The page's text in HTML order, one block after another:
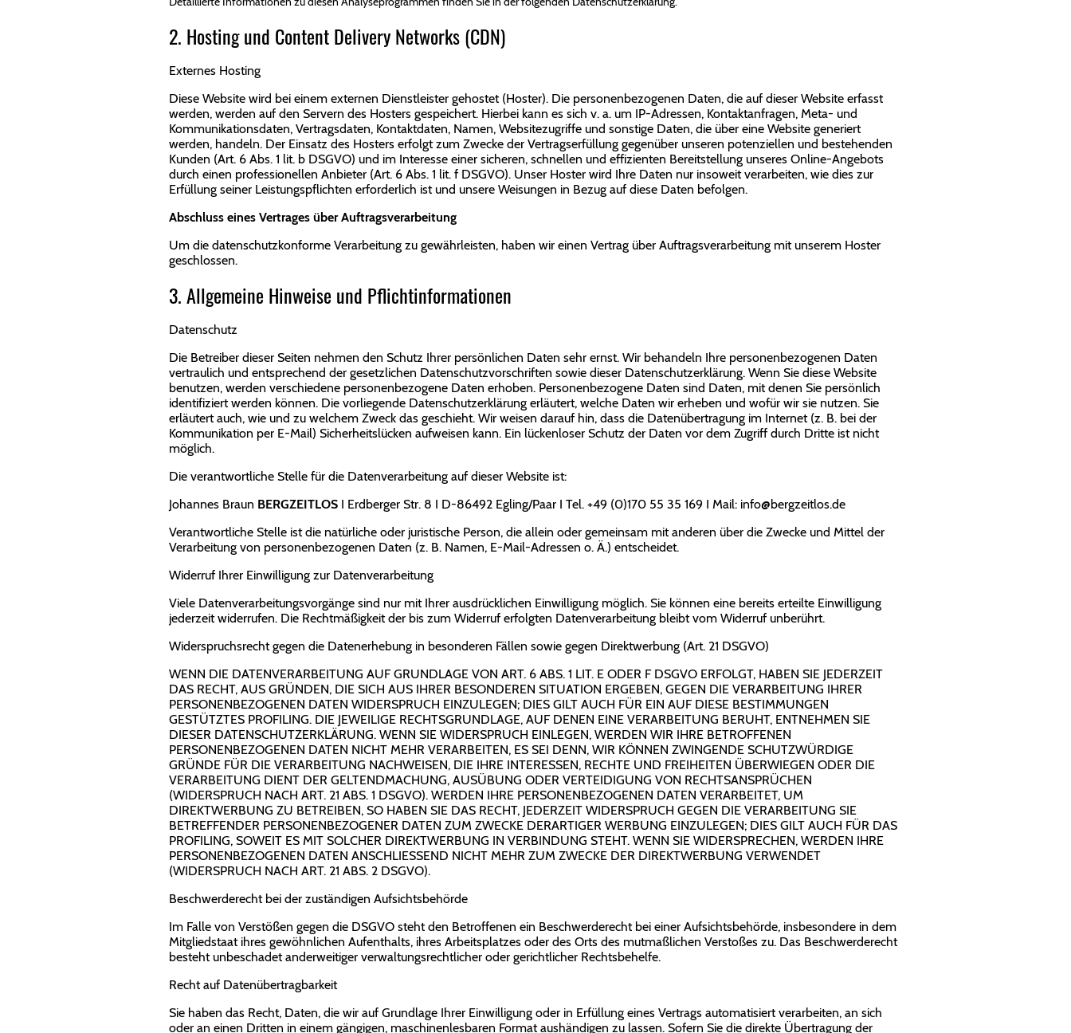
2. Hosting und Content Delivery Networks (CDN)
Externes Hosting
Diese Website wird bei einem externen Dienstleister gehostet (Hoster). Die personenbezogenen Daten, die auf dieser Website erfasst
werden, werden auf den Servern des Hosters gespeichert. Hierbei kann es sich v. a. um IP-Adressen, Kontaktanfragen, Meta- und
Kommunikationsdaten, Vertragsdaten, Kontaktdaten, Namen, Websitezugriffe und sonstige Daten, die über eine Website generiert
werden, handeln. Der Einsatz des Hosters erfolgt zum Zwecke der Vertragserfüllung gegenüber unseren potenziellen und bestehenden
Kunden (Art. 6 Abs. 1 lit. b DSGVO) und im Interesse einer sicheren, schnellen und effizienten Bereitstellung unseres Online-Angebots
durch einen professionellen Anbieter (Art. 6 Abs. 1 lit. f DSGVO). Unser Hoster wird Ihre Daten nur insoweit verarbeiten, wie dies zur
Erfüllung seiner Leistungspflichten erforderlich ist und unsere Weisungen in Bezug auf diese Daten befolgen.
Abschluss eines Vertrages über Auftragsverarbeitung
Um die datenschutzkonforme Verarbeitung zu gewährleisten, haben wir einen Vertrag über Auftragsverarbeitung mit unserem Hoster
geschlossen.
3. Allgemeine Hinweise und Pflicht­informationen
Datenschutz
Die Betreiber dieser Seiten nehmen den Schutz Ihrer persönlichen Daten sehr ernst. Wir behandeln Ihre personenbezogenen Daten
vertraulich und entsprechend der gesetzlichen Datenschutzvorschriften sowie dieser Datenschutzerklärung. Wenn Sie diese Website
benutzen, werden verschiedene personenbezogene Daten erhoben. Personenbezogene Daten sind Daten, mit denen Sie persönlich
identifiziert werden können. Die vorliegende Datenschutzerklärung erläutert, welche Daten wir erheben und wofür wir sie nutzen. Sie
erläutert auch, wie und zu welchem Zweck das geschieht. Wir weisen darauf hin, dass die Datenübertragung im Internet (z. B. bei der
Kommunikation per E-Mail) Sicherheitslücken aufweisen kann. Ein lückenloser Schutz der Daten vor dem Zugriff durch Dritte ist nicht
möglich.
Die verantwortliche Stelle für die Datenverarbeitung auf dieser Website ist:
Johannes Braun BERGZEITLOS I Erdberger Str. 8 I D-86492 Egling/Paar I Tel. +49 (0)170 55 35 169 I Mail: info@bergzeitlos.de
Verantwortliche Stelle ist die natürliche oder juristische Person, die allein oder gemeinsam mit anderen über die Zwecke und Mittel der
Verarbeitung von personenbezogenen Daten (z. B. Namen, E-Mail-Adressen o. Ä.) entscheidet.
Widerruf Ihrer Einwilligung zur Datenverarbeitung
Viele Datenverarbeitungsvorgänge sind nur mit Ihrer ausdrücklichen Einwilligung möglich. Sie können eine bereits erteilte Einwilligung
jederzeit widerrufen. Die Rechtmäßigkeit der bis zum Widerruf erfolgten Datenverarbeitung bleibt vom Widerruf unberührt.
Widerspruchsrecht gegen die Datenerhebung in besonderen Fällen sowie gegen Direktwerbung (Art. 21 DSGVO)
WENN DIE DATENVERARBEITUNG AUF GRUNDLAGE VON ART. 6 ABS. 1 LIT. E ODER F DSGVO ERFOLGT, HABEN SIE JEDERZEIT
DAS RECHT, AUS GRÜNDEN, DIE SICH AUS IHRER BESONDEREN SITUATION ERGEBEN, GEGEN DIE VERARBEITUNG IHRER
PERSONENBEZOGENEN DATEN WIDERSPRUCH EINZULEGEN; DIES GILT AUCH FÜR EIN AUF DIESE BESTIMMUNGEN
GESTÜTZTES PROFILING. DIE JEWEILIGE RECHTSGRUNDLAGE, AUF DENEN EINE VERARBEITUNG BERUHT, ENTNEHMEN SIE
DIESER DATENSCHUTZERKLÄRUNG. WENN SIE WIDERSPRUCH EINLEGEN, WERDEN WIR IHRE BETROFFENEN
PERSONENBEZOGENEN DATEN NICHT MEHR VERARBEITEN, ES SEI DENN, WIR KÖNNEN ZWINGENDE SCHUTZWÜRDIGE
GRÜNDE FÜR DIE VERARBEITUNG NACHWEISEN, DIE IHRE INTERESSEN, RECHTE UND FREIHEITEN ÜBERWIEGEN ODER DIE
VERARBEITUNG DIENT DER GELTENDMACHUNG, AUSÜBUNG ODER VERTEIDIGUNG VON RECHTSANSPRÜCHEN
(WIDERSPRUCH NACH ART. 21 ABS. 1 DSGVO). WERDEN IHRE PERSONENBEZOGENEN DATEN VERARBEITET, UM
DIREKTWERBUNG ZU BETREIBEN, SO HABEN SIE DAS RECHT, JEDERZEIT WIDERSPRUCH GEGEN DIE VERARBEITUNG SIE
BETREFFENDER PERSONENBEZOGENER DATEN ZUM ZWECKE DERARTIGER WERBUNG EINZULEGEN; DIES GILT AUCH FÜR DAS
PROFILING, SOWEIT ES MIT SOLCHER DIREKTWERBUNG IN VERBINDUNG STEHT. WENN SIE WIDERSPRECHEN, WERDEN IHRE
PERSONENBEZOGENEN DATEN ANSCHLIESSEND NICHT MEHR ZUM ZWECKE DER DIREKTWERBUNG VERWENDET
(WIDERSPRUCH NACH ART. 21 ABS. 2 DSGVO).
Beschwerde­recht bei der zuständigen Aufsichts­behörde
Im Falle von Verstößen gegen die DSGVO steht den Betroffenen ein Beschwerderecht bei einer Aufsichtsbehörde, insbesondere in dem
Mitgliedstaat ihres gewöhnlichen Aufenthalts, ihres Arbeitsplatzes oder des Orts des mutmaßlichen Verstoßes zu. Das Beschwerderecht
besteht unbeschadet anderweitiger verwaltungsrechtlicher oder gerichtlicher Rechtsbehelfe.
Recht auf Daten­übertrag­barkeit
Sie haben das Recht, Daten, die wir auf Grundlage Ihrer Einwilligung oder in Erfüllung eines Vertrags automatisiert verarbeiten, an sich
oder an einen Dritten in einem gängigen, maschinenlesbaren Format aushändigen zu lassen. Sofern Sie die direkte Übertragung der